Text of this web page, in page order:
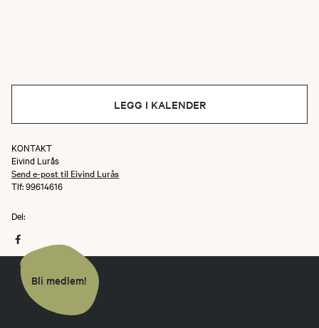
LEGG I KALENDER
KONTAKT
Eivind Lurås
Send e-post til Eivind Lurås
Tlf: 99614616
Del:
Bli medlem!